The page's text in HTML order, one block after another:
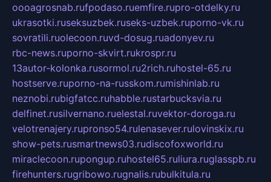
oooagrosnab.rufpodaso.ruemfire.rupro-otdelky.ru
ukrasotki.ruseksuzbek.ruseks-uzbek.ruporno-vk.ru
sovratili.ruolecoon.ruvd-dosug.ruadonyev.ru
rbc-news.ruporno-skvirt.rukrospr.ru
13autor-kolonka.rusormol.ru2rich.ruhostel-65.ru
hostserve.ruporno-na-russkom.rumishinlab.ru
neznobi.rubigfatcc.ruhabble.rustarbucksvia.ru
delfinet.rusilvernano.ruelestal.ruvektor-doroga.ru
velotrenajery.rupronso54.rulenasever.rulovinskix.ru
show-pets.rusmartnews03.rudiscofoxworld.ru
miraclecoon.rupongup.ruhostel65.ruliura.ruglasspb.ru
firehunters.rugribowo.rugnalis.rubulkitula.ru